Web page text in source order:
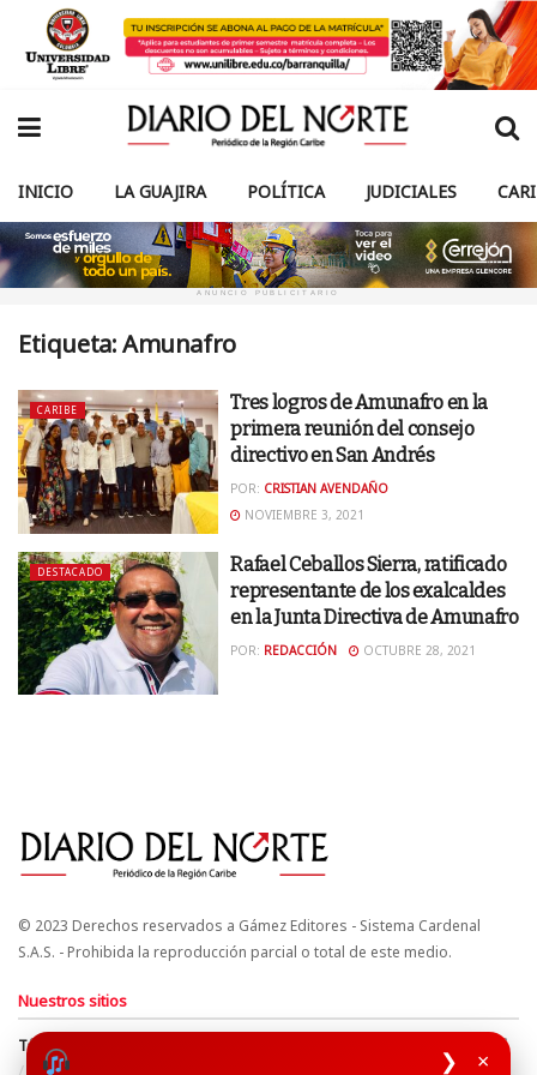
❯ ×
INICIO LA GUAJIRA POLÍTICA JUDICIALES
ANUNCIO PUBLICITARIO
Etiqueta:Amunafro
CARIBE
Tres logros de Amunafro en la
primera reunión del consejo
directivo en San Andrés
POR: CRISTIAN AVENDAÑO
NOVIEMBRE 3, 2021
DESTACADO
Rafael Ceballos Sierra, ratificado
representante de los exalcaldes
en la Junta Directiva de Amunafro
POR: REDACCIÓN OCTUBRE 28, 2021
© 2023 Derechos reservados a Gámez Editores - Sistema Cardenal
S.A.S. - Prohibida la reproducción parcial o total de este medio.
Nuestros sitios
Términos y Condiciones
Derechos de Autor y Propiedad Intelectual